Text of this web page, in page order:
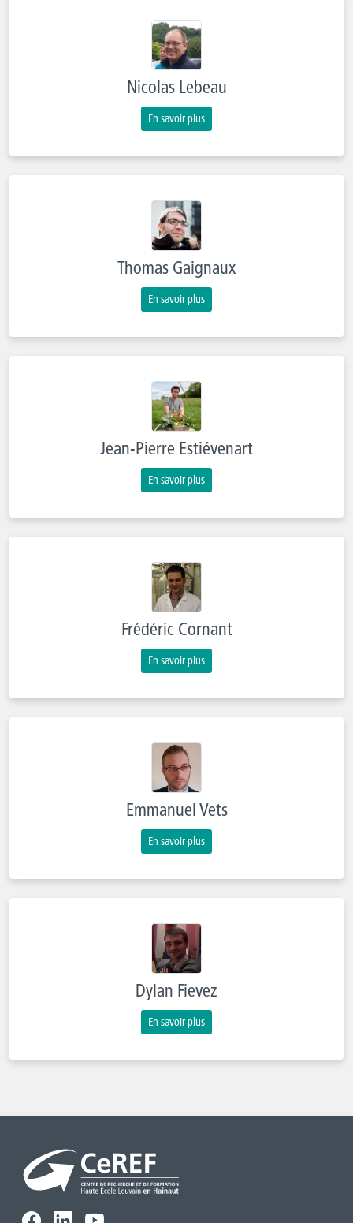
Nicolas Lebeau
En savoir plus
Thomas Gaignaux
En savoir plus
Jean-Pierre Estiévenart
En savoir plus
Frédéric Cornant
En savoir plus
Emmanuel Vets
En savoir plus
Dylan Fievez
En savoir plus